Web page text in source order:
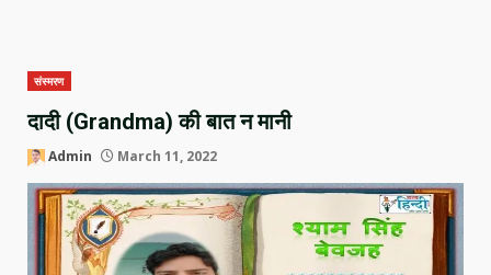
संस्मरण
दादी (Grandma) की बात न मानी
Admin March 11, 2022